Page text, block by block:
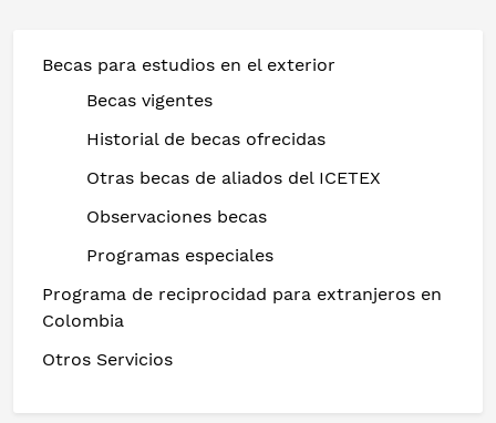
Becas para estudios en el exterior
Becas vigentes
Historial de becas ofrecidas
Otras becas de aliados del ICETEX
Observaciones becas
Programas especiales
Programa de reciprocidad para extranjeros en
Colombia
Otros Servicios